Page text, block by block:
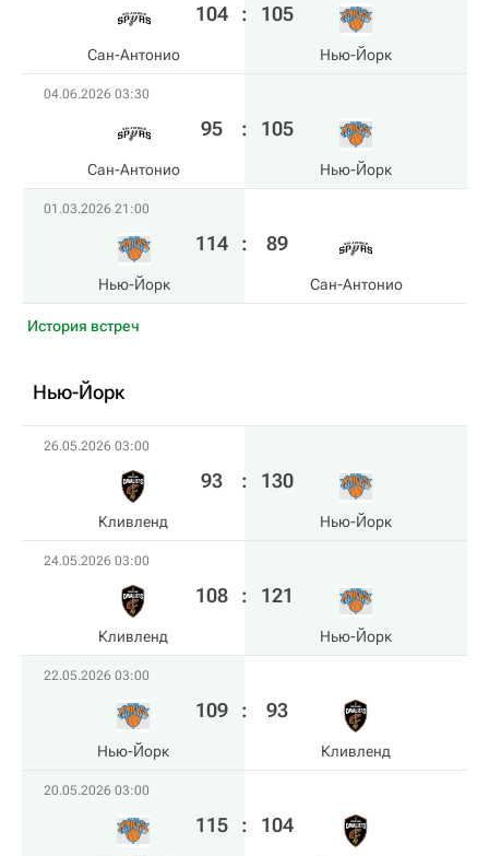
Сан-Антонио
104 : 105
Нью-Йорк
04.06.2026 03:30
Сан-Антонио
95 : 105
Нью-Йорк
01.03.2026 21:00
Нью-Йорк
114 : 89
Сан-Антонио
История встреч
Нью-Йорк
26.05.2026 03:00
Кливленд
93 : 130
Нью-Йорк
24.05.2026 03:00
Кливленд
108 : 121
Нью-Йорк
22.05.2026 03:00
Нью-Йорк
109 : 93
Кливленд
20.05.2026 03:00
115 : 104